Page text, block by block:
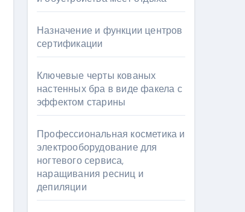
Назначение и функции центров
сертификации
Ключевые черты кованых
настенных бра в виде факела с
эффектом старины
Профессиональная косметика и
электрооборудование для
ногтевого сервиса,
наращивания ресниц и
депиляции